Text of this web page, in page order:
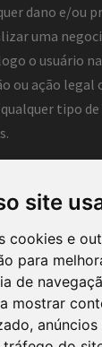
site
cookies e
para
de
mostrar
dano e/ou
uma
o usuário
ou ação legal
tipo